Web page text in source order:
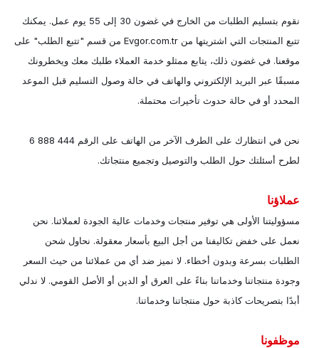
نقوم بتسليم الطلبات من الخارج في غضون 30 إلى 55 يوم عمل. يمكنك
تتبع المنتجات التي اشتريتها من Evgor.com.tr من قسم "تتبع الطلب" على
موقعنا. في غضون ذلك، يتابع ممثلو خدمة العملاء طلبك معك ويخطرونك
مسبقًا عبر البريد الإلكتروني والهاتف في حالة وصول التسليم قبل الموعد
المحدد أو في حالة حدوث تأخيرات محتملة.
نحن في انتظارك على الطرف الآخر من الهاتف على الرقم 444 888 6
لطرح أسئلتك حول الطلب والتوصيل وتجميع منتجاتك.
عملاؤنا
مسؤوليتنا الأولى هي توفير منتجات وخدمات عالية الجودة لعملائنا. نحن
نعمل على خفض تكاليفنا من أجل البيع بأسعار معقولة. نحاول شحن
الطلبات بسرعة وبدون أخطاء. لا نميز ضد أي من عملائنا من حيث السعر
وجودة منتجاتنا وخدماتنا بناءً على العرق أو الدين أو الأصل القومي. لا ندلي
أبدًا بتصريحات كاذبة حول منتجاتنا وخدماتنا.
موظفونا